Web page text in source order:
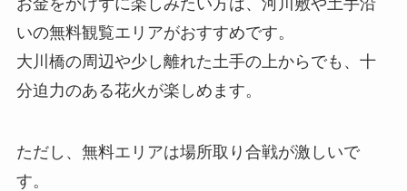
いの無料観覧エリアがおすすめです。
大川橋の周辺や少し離れた土手の上からでも、十
分迫力のある花火が楽しめます。
ただし、無料エリアは場所取り合戦が激しいで
す。